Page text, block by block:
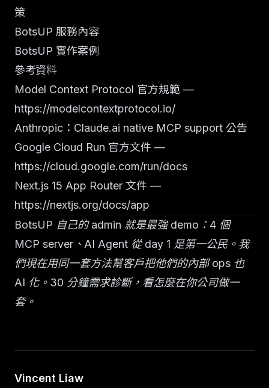
策
BotsUP 服務內容
BotsUP 實作案例
參考資料
Model Context Protocol 官方規範 —
https://modelcontextprotocol.io/
Anthropic：Claude.ai native MCP support 公告
Google Cloud Run 官方文件 —
https://cloud.google.com/run/docs
Next.js 15 App Router 文件 —
https://nextjs.org/docs/app
BotsUP 自己的 admin 就是最強 demo：4 個
MCP server、AI Agent 從 day 1 是第一公民。我
們現在用同一套方法幫客戶把他們的內部 ops 也
AI 化。 30 分鐘需求診斷，看怎麼在你公司做一
套。
Vincent Liaw